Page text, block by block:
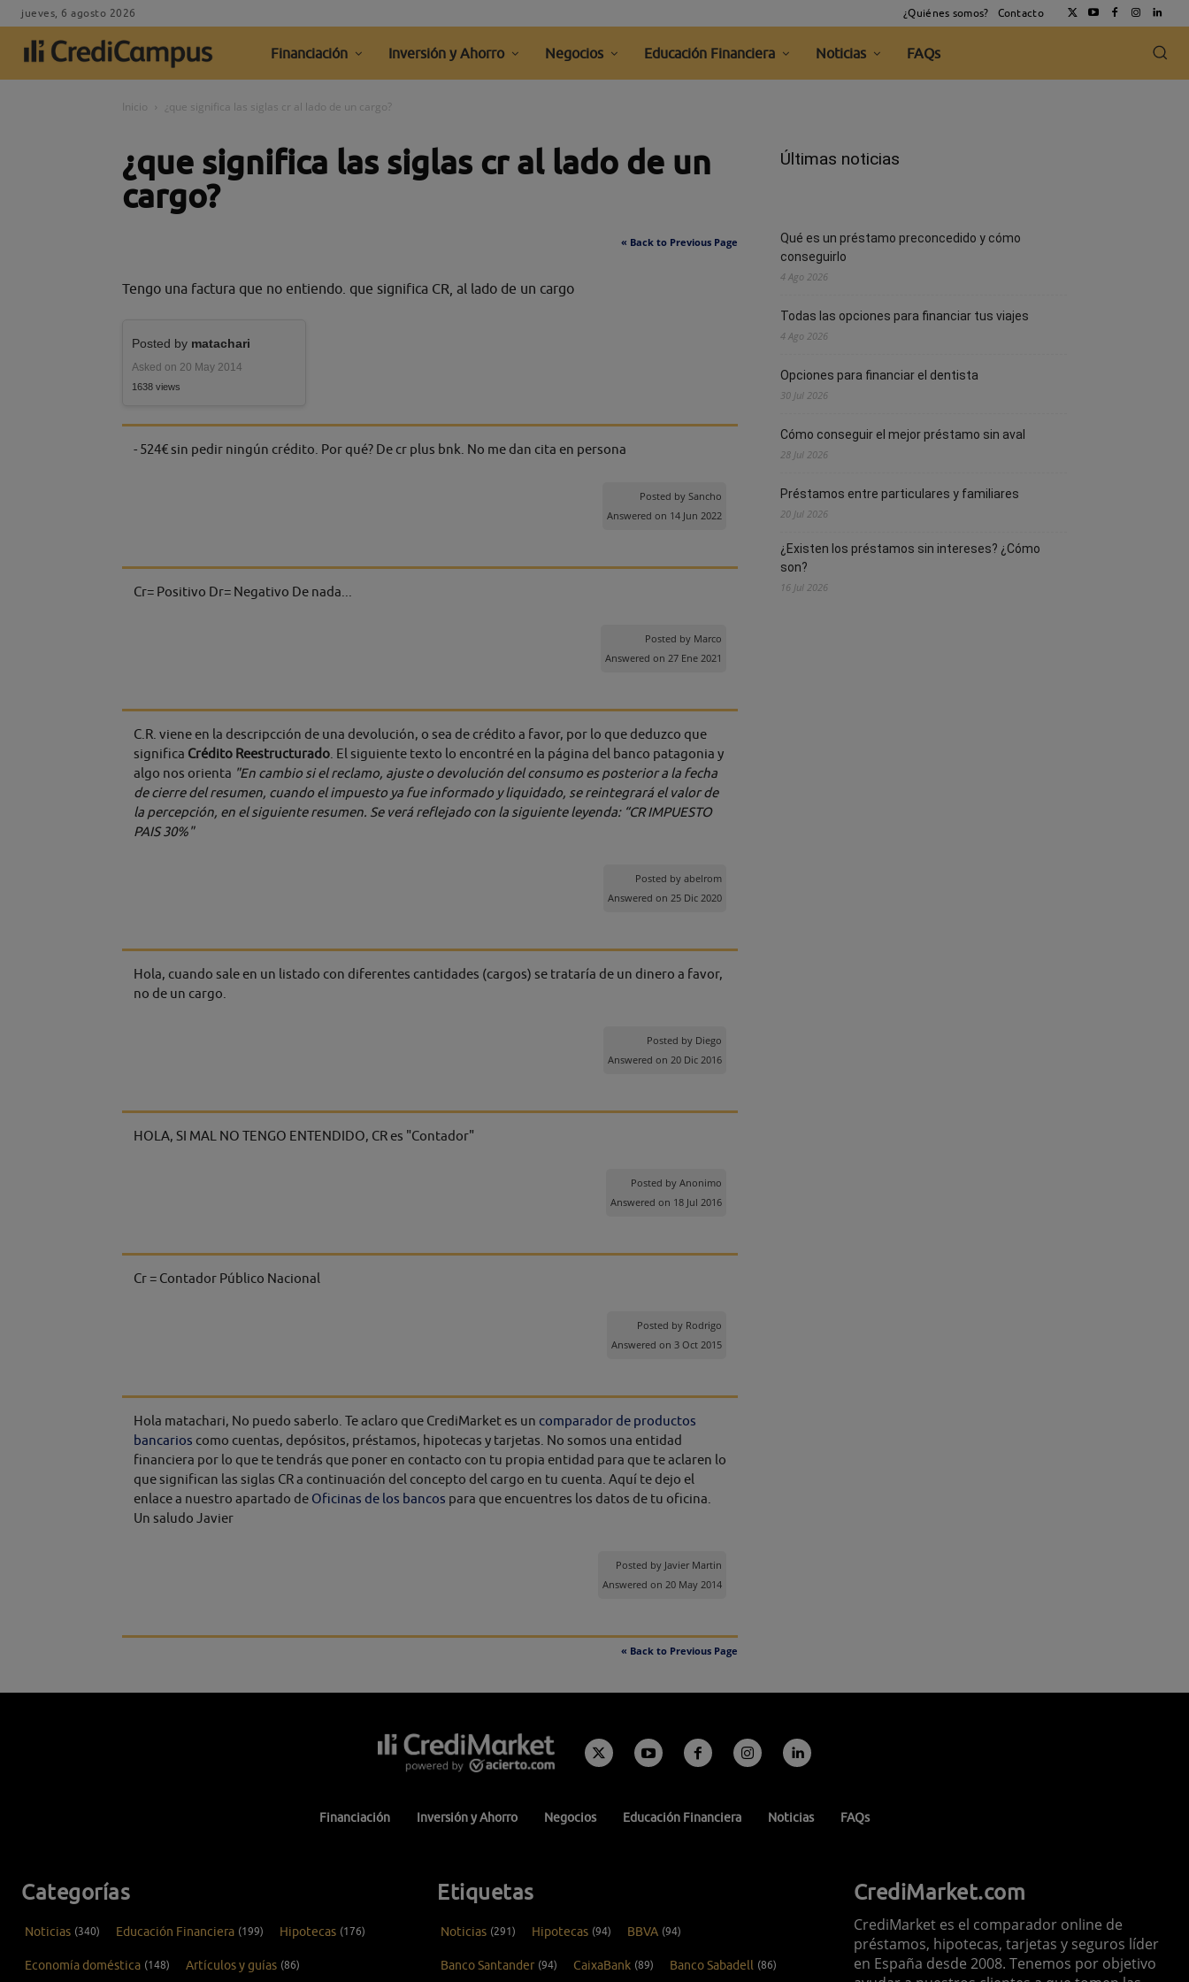
jueves, 6 agosto 2026 ¿Quiénes somos? Contacto
Financiación Inversión y Ahorro Negocios Educación Financiera Noticias FAQs
Inicio ¿que significa las siglas cr al lado de un cargo?
¿que significa las siglas cr al lado de un
cargo?
« Back to Previous Page
Tengo una factura que no entiendo. que significa CR, al lado de un cargo
Posted by matachari
Asked on 20 May 2014
1638 views
- 524€ sin pedir ningún crédito. Por qué? De cr plus bnk. No me dan cita en persona
Posted by Sancho
Answered on 14 Jun 2022
Cr= Positivo Dr= Negativo De nada...
Posted by Marco
Answered on 27 Ene 2021
C.R. viene en la descripcción de una devolución, o sea de crédito a favor, por lo que deduzco que
significa Crédito Reestructurado . El siguiente texto lo encontré en la página del banco patagonia y
algo nos orienta "En cambio si el reclamo, ajuste o devolución del consumo es posterior a la fecha
de cierre del resumen, cuando el impuesto ya fue informado y liquidado, se reintegrará el valor de
la percepción, en el siguiente resumen. Se verá reflejado con la siguiente leyenda: “CR IMPUESTO
PAIS 30%"
Posted by abelrom
Answered on 25 Dic 2020
Hola, cuando sale en un listado con diferentes cantidades (cargos) se trataría de un dinero a favor,
no de un cargo.
Posted by Diego
Answered on 20 Dic 2016
HOLA, SI MAL NO TENGO ENTENDIDO, CR es "Contador"
Posted by Anonimo
Answered on 18 Jul 2016
Cr = Contador Público Nacional
Posted by Rodrigo
Answered on 3 Oct 2015
Hola matachari, No puedo saberlo. Te aclaro que CrediMarket es un comparador de productos
bancarios como cuentas, depósitos, préstamos, hipotecas y tarjetas. No somos una entidad
financiera por lo que te tendrás que poner en contacto con tu propia entidad para que te aclaren lo
que significan las siglas CR a continuación del concepto del cargo en tu cuenta. Aquí te dejo el
enlace a nuestro apartado de Oficinas de los bancos para que encuentres los datos de tu oficina.
Un saludo Javier
Posted by Javier Martin
Answered on 20 May 2014
« Back to Previous Page
Últimas noticias
Qué es un préstamo preconcedido y cómo
conseguirlo
4 Ago 2026
Todas las opciones para financiar tus viajes
4 Ago 2026
Opciones para financiar el dentista
30 Jul 2026
Cómo conseguir el mejor préstamo sin aval
28 Jul 2026
Préstamos entre particulares y familiares
20 Jul 2026
¿Existen los préstamos sin intereses? ¿Cómo
son?
16 Jul 2026
Financiación Inversión y Ahorro Negocios Educación Financiera Noticias FAQs
Categorías
Noticias (340) Educación Financiera (199) Hipotecas (176)
Economía doméstica (148) Artículos y guías (86)
Etiquetas
Noticias (291) Hipotecas (94) BBVA (94)
Banco Santander (94) CaixaBank (89) Banco Sabadell (86)
CrediMarket.com
CrediMarket es el comparador online de
préstamos, hipotecas, tarjetas y seguros líder
en España desde 2008. Tenemos por objetivo